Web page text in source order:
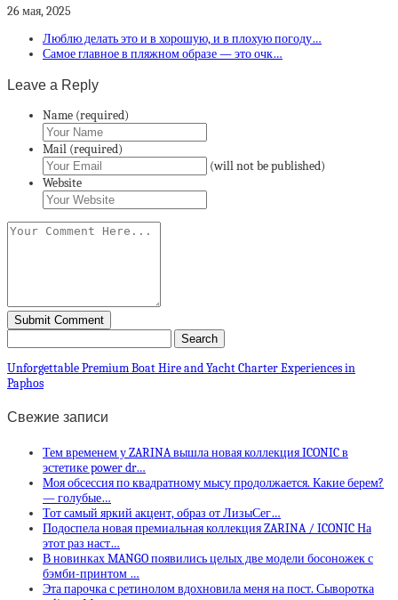
26 мая, 2025
Люблю делать это и в хорошую, и в плохую погоду…
Самое главное в пляжном образе — это очк…
Leave a Reply
Name (required)
Mail (required)
(will not be published)
Website
Unforgettable Premium Boat Hire and Yacht Charter Experiences in
Paphos
Свежие записи
Тем временем у ZARINA вышла новая коллекция ICONIC в
эстетике power dr…
Моя обсессия по квадратному мысу продолжается. Какие берем?
— голубые…
Тот самый яркий акцент, образ от ЛизыСег…
Подоспела новая премиальная коллекция ZARINA / ICONIC На
этот раз наст…
В новинках MANGO появились целых две модели босоножек с
бэмби-принтом …
Эта парочка с ретинолом вдохновила меня на пост. Сыворотка